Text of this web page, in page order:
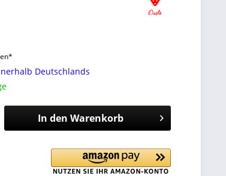
Deutschlands
In den Warenkorb